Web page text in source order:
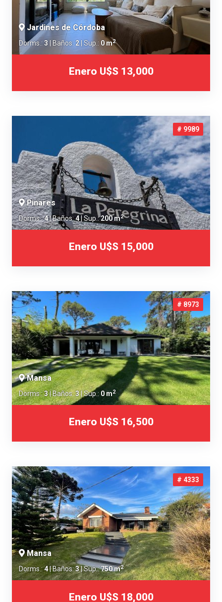
Jardines de Córdoba
Dorms.: 3 | Baños: 2 | Sup.: 0 m2
Enero U$S 13,000
# 9989
Pinares
Dorms.:4| Baños:4 | Sup.:200 m2
Enero U$S 15,000
# 8973
Mansa
Dorms.:3| Baños:3| Sup.: 0 m2
Enero U$S 16,500
# 4333
Mansa
Dorms.:4 | Baños:3| Sup.:750 m2
Enero U$S 18,000